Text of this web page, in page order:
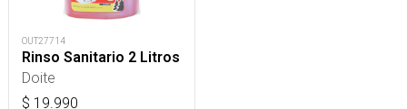
OUT27714
Rinso Sanitario 2 Litros
Doite
$ 19.990